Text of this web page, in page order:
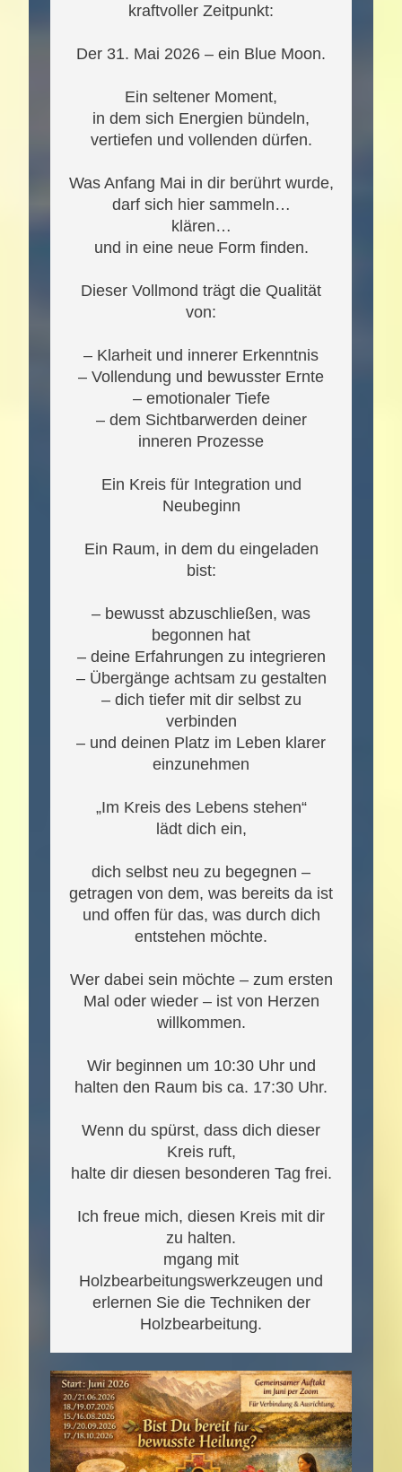
kraftvoller Zeitpunkt:
Der 31. Mai 2026 – ein Blue Moon.
Ein seltener Moment,
in dem sich Energien bündeln,
vertiefen und vollenden dürfen.
Was Anfang Mai in dir berührt wurde,
darf sich hier sammeln…
klären…
und in eine neue Form finden.
Dieser Vollmond trägt die Qualität
von:
– Klarheit und innerer Erkenntnis
– Vollendung und bewusster Ernte
– emotionaler Tiefe
– dem Sichtbarwerden deiner
inneren Prozesse
Ein Kreis für Integration und
Neubeginn
Ein Raum, in dem du eingeladen
bist:
– bewusst abzuschließen, was
begonnen hat
– deine Erfahrungen zu integrieren
– Übergänge achtsam zu gestalten
– dich tiefer mit dir selbst zu
verbinden
– und deinen Platz im Leben klarer
einzunehmen
„Im Kreis des Lebens stehen“
lädt dich ein,
dich selbst neu zu begegnen –
getragen von dem, was bereits da ist
und offen für das, was durch dich
entstehen möchte.
Wer dabei sein möchte – zum ersten
Mal oder wieder – ist von Herzen
willkommen.
Wir beginnen um 10:30 Uhr und
halten den Raum bis ca. 17:30 Uhr.
Wenn du spürst, dass dich dieser
Kreis ruft,
halte dir diesen besonderen Tag frei.
Ich freue mich, diesen Kreis mit dir
zu halten.
mgang mit
Holzbearbeitungswerkzeugen und
erlernen Sie die Techniken der
Holzbearbeitung.